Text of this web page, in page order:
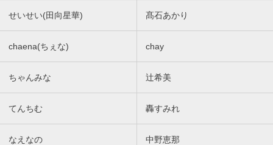
せいせい(田向星華) 髙石あかり
chaena(ちぇな) chay
ちゃんみな 辻希美
てんちむ 轟すみれ
なえなの 中野恵那